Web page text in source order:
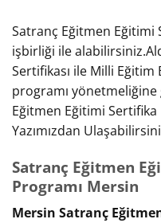
Satranç Eğitmen Eğitimi
işbirliği ile
Sertifikası ile Milli Eğitim
programı
Eğitmen Eğitimi Sertifika
Yazımızdan
Satranç Eğitmen
Programı Mersin
Mersin Satranç